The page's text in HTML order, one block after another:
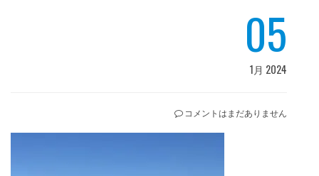
05
1月 2024
コメントはまだありません